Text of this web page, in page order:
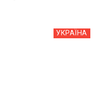
УКРАЇНА